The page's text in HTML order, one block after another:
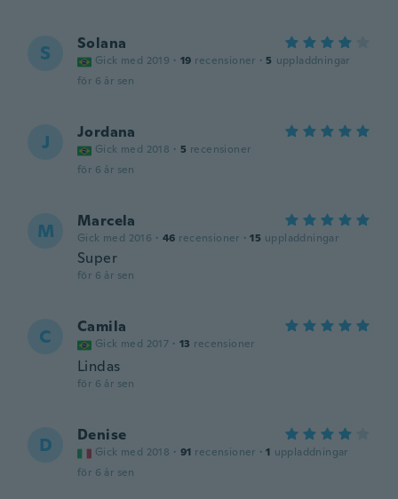
S Solana
Gick med 2019 · 19 recensioner · 5 uppladdningar
för 6 år sen
J Jordana
Gick med 2018 · 5 recensioner
för 6 år sen
M Marcela
Gick med 2016 · 46 recensioner · 15 uppladdningar
Super
för 6 år sen
C Camila
Gick med 2017 · 13 recensioner
Lindas
för 6 år sen
D Denise
Gick med 2018 · 91 recensioner · 1 uppladdningar
för 6 år sen